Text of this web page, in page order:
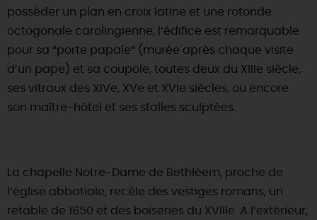
posséder un plan en croix latine et une rotonde
octogonale carolingienne, l’édifice est remarquable
pour sa “porte papale” (murée après chaque visite
d’un pape) et sa coupole, toutes deux du XIIIe siècle,
ses vitraux des XIVe, XVe et XVIe siècles, ou encore
son maître-hôtel et ses stalles sculptées.
La chapelle Notre-Dame de Bethléem, proche de
l’église abbatiale, recèle des vestiges romans, un
retable de 1650 et des boiseries du XVIIIe. A l’extérieur,